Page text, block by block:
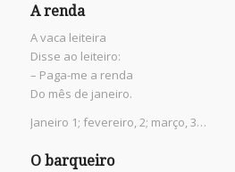
A renda
A vaca leiteira
Disse ao leiteiro:
– Paga-me a renda
Do mês de janeiro.
Janeiro 1; fevereiro, 2; março, 3…
O barqueiro